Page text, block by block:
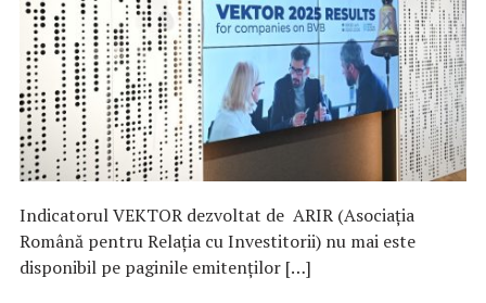
Indicatorul VEKTOR dezvoltat de ARIR (Asociația
Română pentru Relația cu Investitorii) nu mai este
disponibil pe paginile emitenților […]